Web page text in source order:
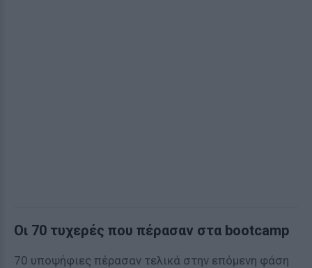
Οι 70 τυχερές που πέρασαν στα bootcamp
70 υποψήφιες πέρασαν τελικά στην επόμενη φάση